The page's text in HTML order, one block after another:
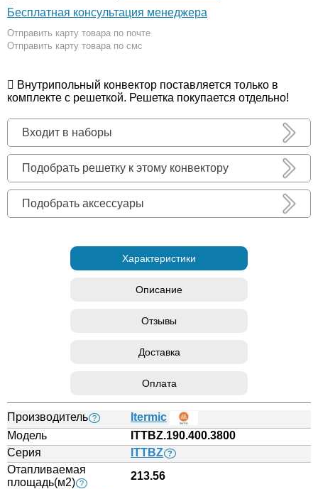
Бесплатная консультация менеджера
Отправить карту товара по почте
Отправить карту товара по смс
Внутрипольный конвектор поставляется только в
комплекте с решеткой. Решетка покупается отдельно!
Входит в наборы
Подобрать решетку к этому конвектору
Подобрать аксессуары
Характеристики
Описание
Отзывы
Доставка
Оплата
Производитель ?
Itermic
Модель
ITTBZ.190.400.3800
Серия
ITTBZ ?
Отапливаемая
площадь(м2) ?
213.56